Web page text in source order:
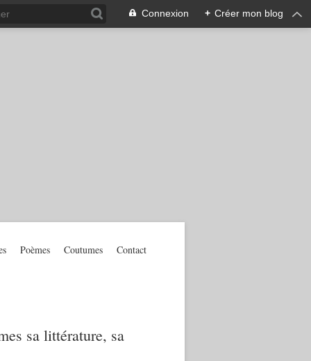
Connexion + Créer mon blog
sa littérature, sa
Poèmes Coutumes Contact